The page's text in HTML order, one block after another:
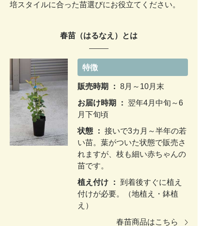
培スタイルに合った苗選びにお役立てください。
春苗（はるなえ）とは
特徴
販売時期 ： 8月～10月末
お届け時期 ： 翌年4月中旬～6
月下旬頃
状態 ： 接いで3カ月～半年の若
い苗。葉がついた状態で販売さ
れますが、枝も細い赤ちゃんの
苗です。
植え付け ： 到着後すぐに植え
付けが必要。（地植え・鉢植
え）
春苗商品はこちら